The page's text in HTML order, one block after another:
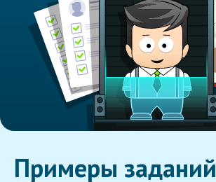
Примеры заданий